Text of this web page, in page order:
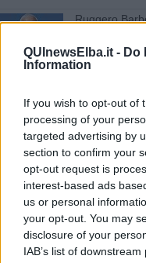
QUInewsElba.it - Do
Information
If you wish to opt-out of
processing of your
targeted advertising by
section to confirm your
opt-out request is
interest-based ads
us or personal
your opt-out. You may
disclosure of your
IAB’s list of
Ruggero
Passeggiata
Ottimi risultati
Lettera
Dissalatore:
Via al
L'avvocato